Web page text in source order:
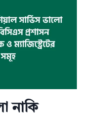
নাকি